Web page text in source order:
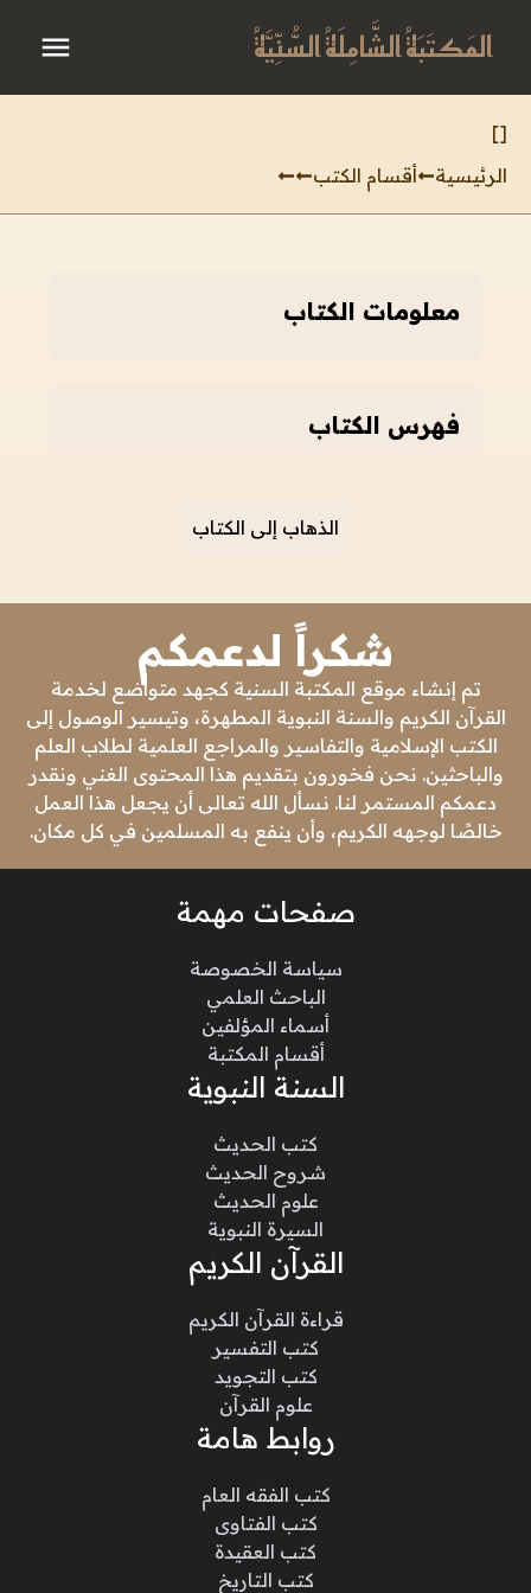
المَكتَبَةُ الشَّامِلَةُ السُّنِّيَّةُ
[
]
الرئيسية
أقسام الكتب
معلومات الكتاب
فهرس الكتاب
الذهاب إلى الكتاب
شكراً لدعمكم
تم إنشاء موقع المكتبة السنية كجهد متواضع لخدمة
القرآن الكريم والسنة النبوية المطهرة، وتيسير الوصول إلى
الكتب الإسلامية والتفاسير والمراجع العلمية لطلاب العلم
والباحثين. نحن فخورون بتقديم هذا المحتوى الغني ونقدر
دعمكم المستمر لنا. نسأل الله تعالى أن يجعل هذا العمل
خالصًا لوجهه الكريم، وأن ينفع به المسلمين في كل مكان.
صفحات مهمة
سياسة الخصوصة
الباحث العلمي
أسماء المؤلفين
أقسام المكتبة
السنة النبوية
كتب الحديث
شروح الحديث
علوم الحديث
السيرة النبوية
القرآن الكريم
قراءة القرآن الكريم
كتب التفسير
كتب التجويد
علوم القرآن
روابط هامة
كتب الفقه العام
كتب الفتاوى
كتب العقيدة
كتب التاريخ